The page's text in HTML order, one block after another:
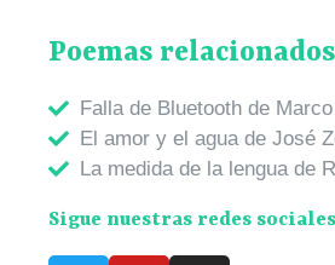
Poemas relacionados
Falla de Bluetooth de
El amor y el agua de José
La medida de la lengua de
Sigue nuestras redes sociales